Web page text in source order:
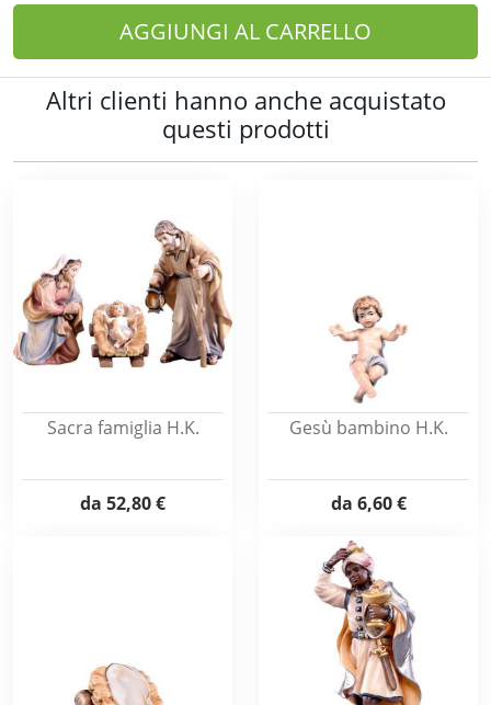
AGGIUNGI AL CARRELLO
Altri clienti hanno anche acquistato
questi prodotti
Sacra famiglia H.K.
da 52,80 €
Gesù bambino H.K.
da 6,60 €